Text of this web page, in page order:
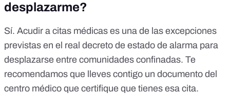
desplazarme?
Sí. Acudir a citas médicas es una de las excepciones
previstas en el real decreto de estado de alarma para
desplazarse entre comunidades confinadas. Te
recomendamos que lleves contigo un documento del
centro médico que certifique que tienes esa cita.